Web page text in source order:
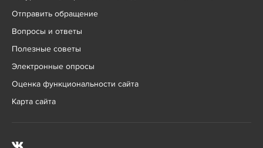
Отправить обращение
Вопросы и ответы
Полезные советы
Электронные опросы
Оценка функциональности сайта
Карта сайта